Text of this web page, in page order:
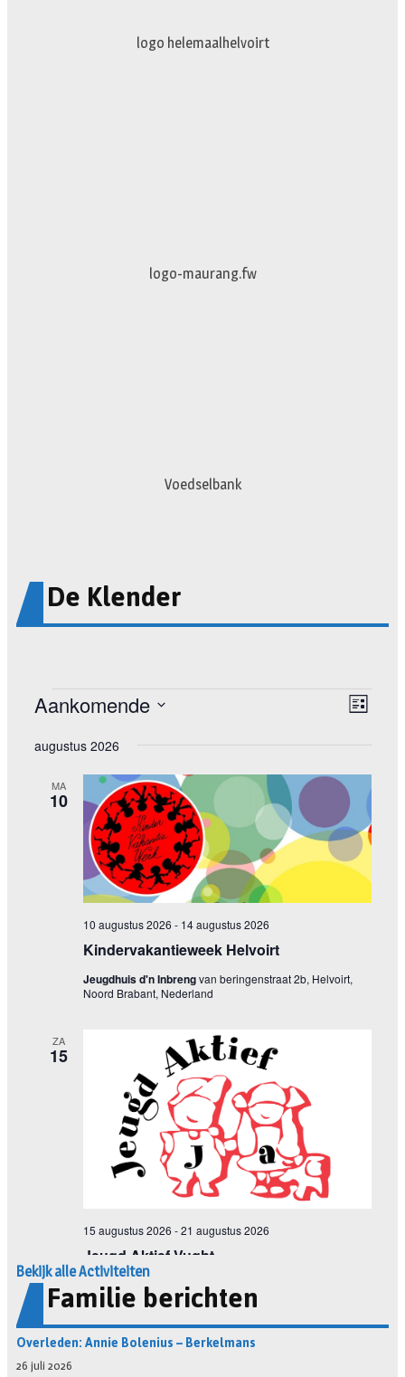
logo truckertruck 2023.fw
johan
Voedselbank
De Klender
Bekijk alle Activiteiten
Familie berichten
Overleden: Annie Bolenius – Berkelmans
26 juli 2026